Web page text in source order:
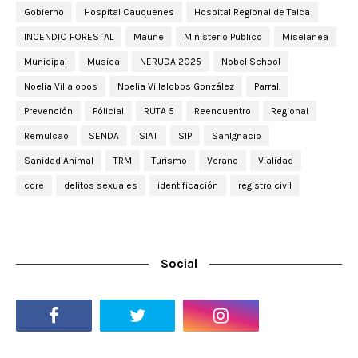
Gobierno Hospital Cauquenes Hospital Regional de Talca
INCENDIO FORESTAL Mauñe Ministerio Publico Miselanea
Municipal Musica NERUDA 2025 Nobel School
Noelia Villalobos Noelia Villalobos González Parral.
Prevención Pólicial RUTA 5 Reencuentro Regional
Remulcao SENDA SIAT SIP SanIgnacio
Sanidad Animal TRM Turismo Verano Vialidad
core delitos sexuales identificación registro civil
Social